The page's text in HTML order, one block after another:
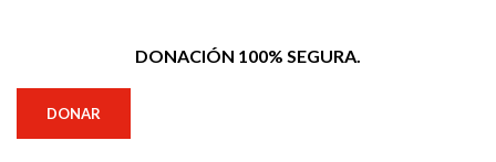
DONACIÓN 100% SEGURA.
DONAR